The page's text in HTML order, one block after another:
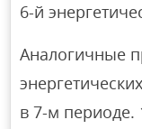
6-й
Аналогичные
в 7-м периоде.